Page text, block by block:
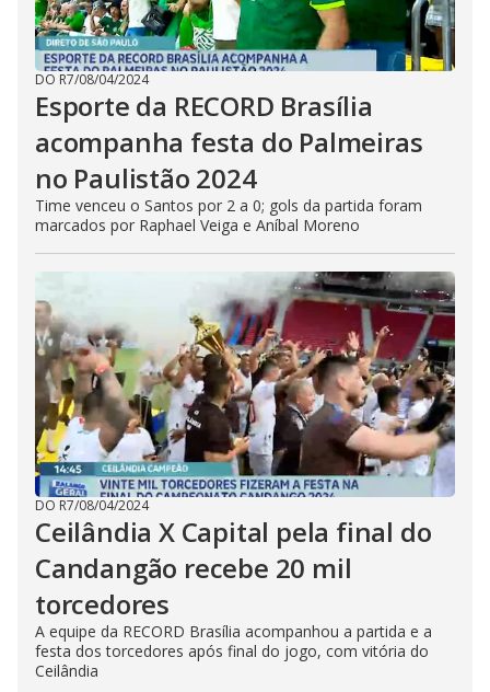
DO R7/08/04/2024
Esporte da RECORD Brasília
acompanha festa do Palmeiras
no Paulistão 2024
Time venceu o Santos por 2 a 0; gols da partida foram
marcados por Raphael Veiga e Aníbal Moreno
DO R7/08/04/2024
Ceilândia X Capital pela final do
Candangão recebe 20 mil
torcedores
A equipe da RECORD Brasília acompanhou a partida e a
festa dos torcedores após final do jogo, com vitória do
Ceilândia